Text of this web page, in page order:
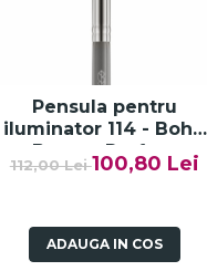
Pensula pentru
iluminator 114 - Boho
Beauty Perfect
Highlighter - Paese
112,00 Lei100,80 Lei
ADAUGA IN COS